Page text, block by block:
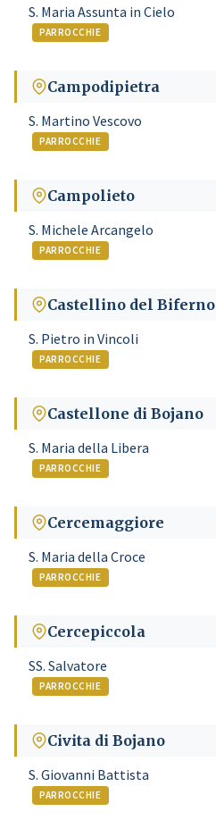
S. Maria Assunta in Cielo
PARROCCHIE
Campodipietra
S. Martino Vescovo
PARROCCHIE
Campolieto
S. Michele Arcangelo
PARROCCHIE
Castellino del Biferno
S. Pietro in Vincoli
PARROCCHIE
Castellone di Bojano
S. Maria della Libera
PARROCCHIE
Cercemaggiore
S. Maria della Croce
PARROCCHIE
Cercepiccola
SS. Salvatore
PARROCCHIE
Civita di Bojano
S. Giovanni Battista
PARROCCHIE